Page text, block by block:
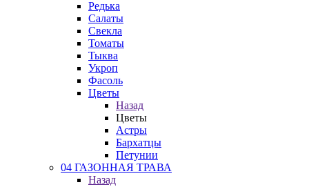
Редька
Салаты
Свекла
Томаты
Тыква
Укроп
Фасоль
Цветы
Назад
Цветы
Астры
Бархатцы
Петунии
04 ГАЗОННАЯ ТРАВА
Назад